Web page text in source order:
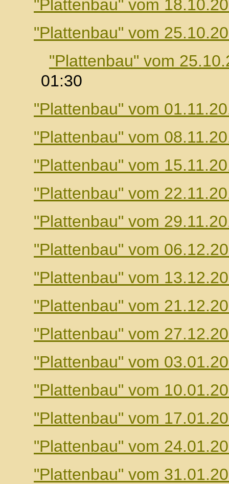
"Plattenbau" vom
"Plattenbau" vom
"Plattenbau" vom
01:30
"Plattenbau" vom
"Plattenbau" vom
"Plattenbau" vom
"Plattenbau" vom
"Plattenbau" vom
"Plattenbau" vom
"Plattenbau" vom
"Plattenbau" vom
"Plattenbau" vom
"Plattenbau" vom
"Plattenbau" vom
"Plattenbau" vom
"Plattenbau" vom
"Plattenbau" vom